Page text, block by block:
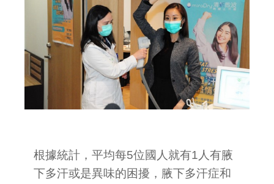
根據統計，平均每5位國人就有1人有腋
下多汗或是異味的困擾，腋下多汗症和